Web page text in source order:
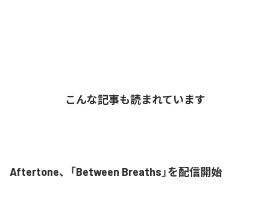
こんな記事も読まれています
Aftertone、「Between Breaths」を配信開始